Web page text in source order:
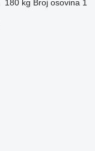
180 kg Broj osovina 1